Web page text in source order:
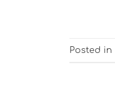
Posted in